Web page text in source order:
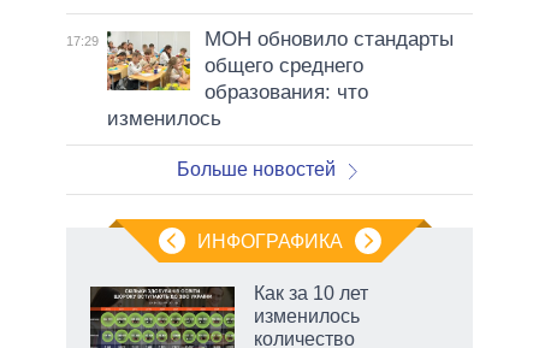
17:29
МОН обновило стандарты
общего среднего
образования: что
изменилось
Больше новостей
ИНФОГРАФИКА
Как за 10 лет
изменилось
количество